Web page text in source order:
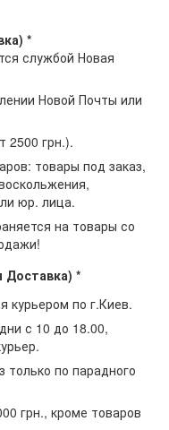
*
службой Новая
Новой Почты или
2500 грн.).
товары под заказ,
юр. лица.
на товары со
Доставка) *
курьером по г.Киев.
с 10 до 18.00,
только по парадного
грн., кроме товаров